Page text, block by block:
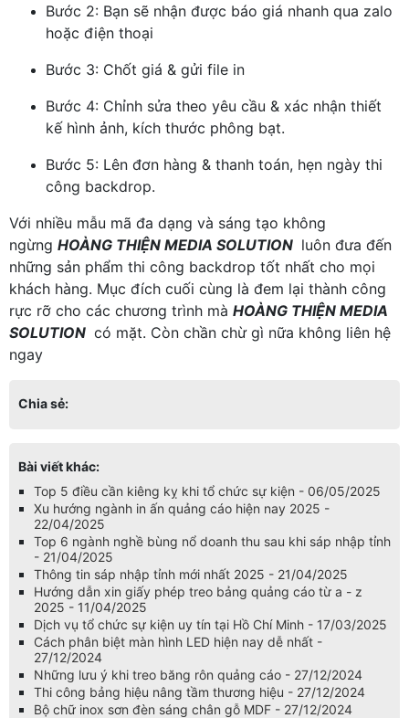
Bước 2: Bạn sẽ nhận được báo giá nhanh qua zalo
hoặc điện thoại
Bước 3: Chốt giá & gửi file in
Bước 4: Chỉnh sửa theo yêu cầu & xác nhận thiết
kế hình ảnh, kích thước phông bạt.
Bước 5: Lên đơn hàng & thanh toán, hẹn ngày thi
công backdrop.
Với nhiều mẫu mã đa dạng và sáng tạo không
ngừng HOÀNG THIỆN MEDIA SOLUTION luôn đưa đến
những sản phẩm thi công backdrop tốt nhất cho mọi
khách hàng. Mục đích cuối cùng là đem lại thành công
rực rỡ cho các chương trình mà HOÀNG THIỆN MEDIA
SOLUTION có mặt. Còn chần chừ gì nữa không liên hệ
ngay
Chia sẻ:
Bài viết khác:
Top 5 điều cần kiêng kỵ khi tổ chức sự kiện - 06/05/2025
Xu hướng ngành in ấn quảng cáo hiện nay 2025 -
22/04/2025
Top 6 ngành nghề bùng nổ doanh thu sau khi sáp nhập tỉnh
- 21/04/2025
Thông tin sáp nhập tỉnh mới nhất 2025 - 21/04/2025
Hướng dẫn xin giấy phép treo bảng quảng cáo từ a - z
2025 - 11/04/2025
Dịch vụ tổ chức sự kiện uy tín tại Hồ Chí Minh - 17/03/2025
Cách phân biệt màn hình LED hiện nay dễ nhất -
27/12/2024
Những lưu ý khi treo băng rôn quảng cáo - 27/12/2024
Thi công bảng hiệu nâng tầm thương hiệu - 27/12/2024
Bộ chữ inox sơn đèn sáng chân gỗ MDF - 27/12/2024